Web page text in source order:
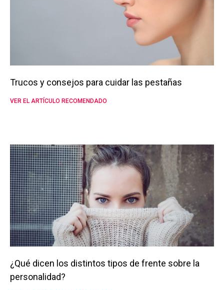
Trucos y consejos para cuidar las pestañas
VER EL ARTÍCULO RECOMENDADO
¿Qué dicen los distintos tipos de frente sobre la
personalidad?